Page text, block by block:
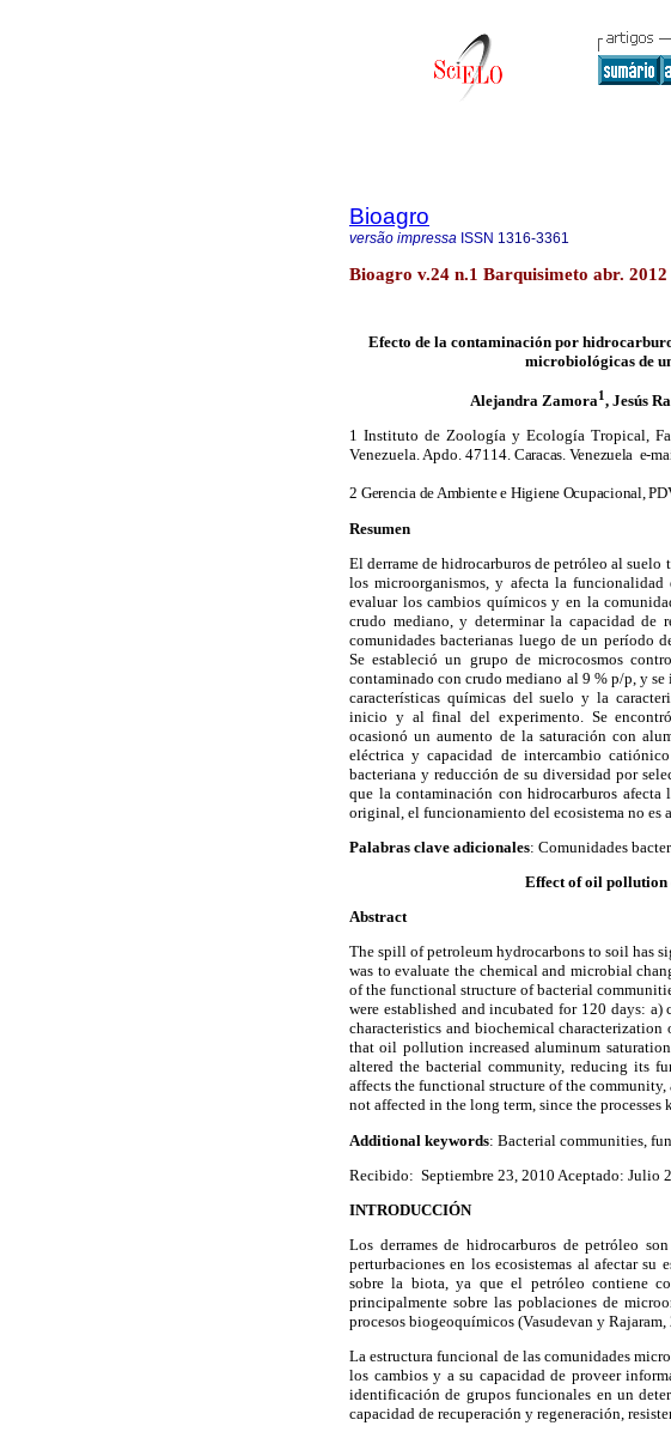
Bioagro
versão impressa ISSN 1316-3361
Bioagro v.24 n.1 Barquisimeto abr. 2012
Efecto de la contaminación por
microbiológicas de
Alejandra Zamora1, Jesús
1 Instituto de Zoología y Ecología Tropical,
Venezuela. Apdo. 47114. Caracas. Venezuela e-m
2 Gerencia de Ambiente e Higiene Ocupacional,
Resumen
El derrame de hidrocarburos de petróleo al
los microorganismos, y afecta la
evaluar los cambios químicos y en la
crudo mediano, y determinar la capacidad de
comunidades bacterianas luego de un período
Se estableció un grupo de microcosmos
contaminado con crudo mediano al 9 % p/p, y
características químicas del suelo y la
inicio y al final del experimento. Se
ocasionó un aumento de la saturación con
eléctrica y capacidad de intercambio
bacteriana y reducción de su diversidad por
que la contaminación con hidrocarburos
original, el funcionamiento del ecosistema no es
Palabras clave adicionales: Comunidades
Effect of oil pollution
Abstract
The spill of petroleum hydrocarbons to soil has
was to evaluate the chemical and microbial
of the functional structure of bacterial
were establishedand incubated for 120 days: a)
characteristics and biochemical
that oil pollution increased aluminum
altered the bacterial community, reducing its
affects the functional structure of the
not affected in the long term, since the processes
Additional keywords: Bacterial communities,
Recibido: Septiembre 23, 2010 Aceptado: Julio
INTRODUCCIÓN
Los derrames de hidrocarburos de petróleo
perturbaciones en los ecosistemas al afectar
sobre la biota, ya que el petróleo contiene
principalmente sobre las poblaciones de
procesos biogeoquímicos (Vasudevan y Rajaram,
La estructura funcional de las comunidades
los cambios y a su capacidad de proveer
identificación de grupos funcionales en un
capacidad de recuperación y regeneración,